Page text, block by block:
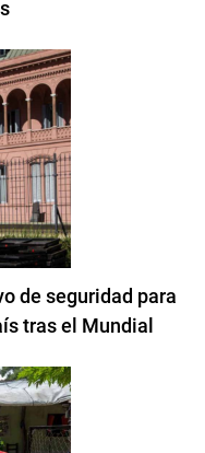
de seguridad para
tras el Mundial